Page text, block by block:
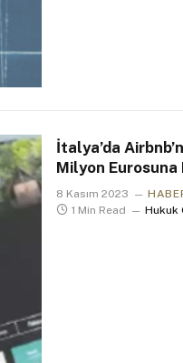
İtalya’da
Milyon Eurosuna
8 Kasım 2023
1 Min Read
Hukuk